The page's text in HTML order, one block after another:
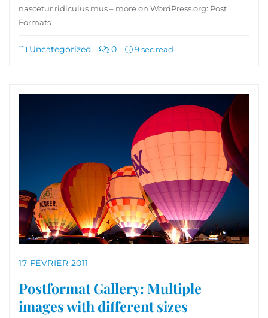
nascetur ridiculus mus – more on WordPress.org: Post
Formats
Uncategorized 0 9 sec read
17 FÉVRIER 2011
Postformat Gallery: Multiple
images with different sizes